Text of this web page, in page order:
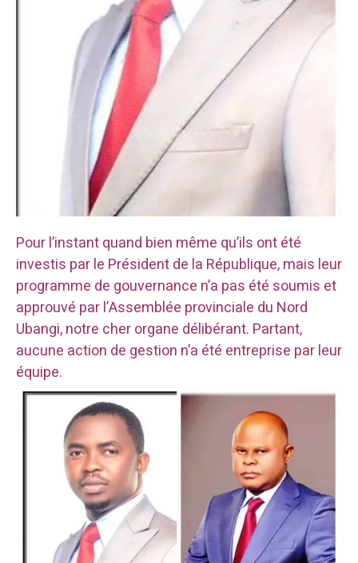
Pour l’instant quand bien même qu’ils ont été
investis par le Président de la République, mais leur
programme de gouvernance n’a pas été soumis et
approuvé par l’Assemblée provinciale du Nord
Ubangi, notre cher organe délibérant. Partant,
aucune action de gestion n’a été entreprise par leur
équipe.